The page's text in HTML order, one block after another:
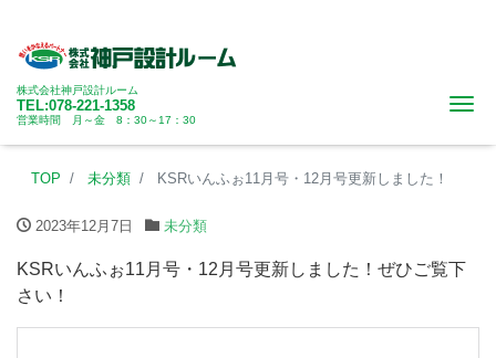
株式会社神戸設計ルーム
TEL:078-221-1358
営業時間 月～金 8：30～17：30
TOP 未分類 KSRいんふぉ11月号・12月号更新しました！
2023年12月7日 未分類
KSRいんふぉ11月号・12月号更新しました！ぜひご覧下
さい！